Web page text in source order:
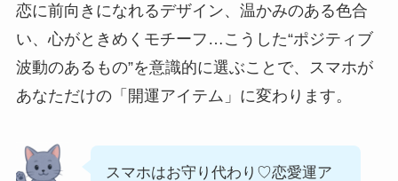
恋に前向きになれるデザイン、温かみのある色合
い、心がときめくモチーフ…こうした“ポジティブ
波動のあるもの”を意識的に選ぶことで、スマホが
あなただけの「開運アイテム」に変わります。
スマホはお守り代わり♡恋愛運ア